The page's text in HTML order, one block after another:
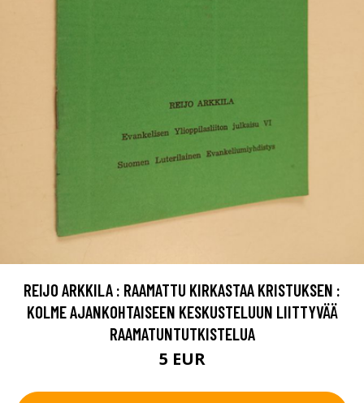
REIJO ARKKILA : RAAMATTU KIRKASTAA KRISTUKSEN :
KOLME AJANKOHTAISEEN KESKUSTELUUN LIITTYVÄÄ
RAAMATUNTUTKISTELUA
5 EUR